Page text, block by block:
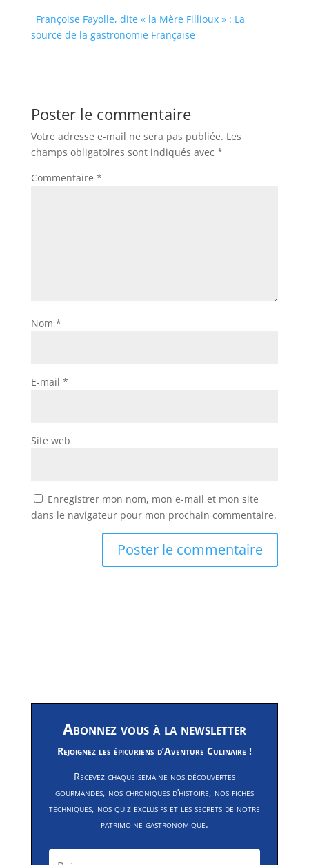
Françoise Fayolle, dite « la Mère Fillioux » : La
source de la gastronomie Française
Poster le commentaire
Votre adresse e-mail ne sera pas publiée. Les
champs obligatoires sont indiqués avec *
Commentaire *
Nom *
E-mail *
Site web
Enregistrer mon nom, mon e-mail et mon site
dans le navigateur pour mon prochain commentaire.
Abonnez vous à la newsletter
Rejoignez les épicuriens d’Aventure Culinaire !
Recevez chaque semaine nos découvertes
gourmandes, nos chroniques d’histoire, nos fiches
techniques, nos quiz exclusifs et les secrets de notre
patrimoine gastronomique.